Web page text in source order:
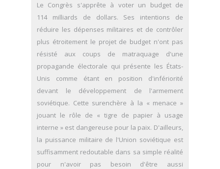
Le Congrès s'apprête à voter un budget de
114 milliards de dollars. Ses intentions de
réduire les dépenses militaires et de contrôler
plus étroitement le projet de budget n'ont pas
résisté aux coups de matraquage d'une
propagande électorale qui présente les États-
Unis comme étant en position d'infériorité
devant le développement de l'armement
soviétique. Cette surenchère à la « menace »
jouant le rôle de « tigre de papier à usage
interne » est dangereuse pour la paix. D'ailleurs,
la puissance militaire de l'Union soviétique est
suffisamment redoutable dans sa simple réalité
pour n'avoir pas besoin d'être aussi